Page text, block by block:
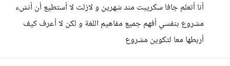
أنا أتعلم جافا سكريبت مند شهرين و لازلت لا أستطيع أن أنشء
مشروع بنفسي أفهم جميع مفاهيم اللغة و لكن لا أعرف كيف
أربطها معا لتكوين مشروع